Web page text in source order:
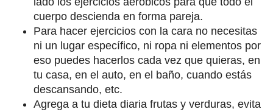
cuerpo descienda en forma pareja.
Para hacer ejercicios con la cara no necesitas
ni un lugar específico, ni ropa ni elementos por
eso puedes hacerlos cada vez que quieras, en
tu casa, en el auto, en el baño, cuando estás
descansando, etc.
Agrega a tu dieta diaria frutas y verduras, evita